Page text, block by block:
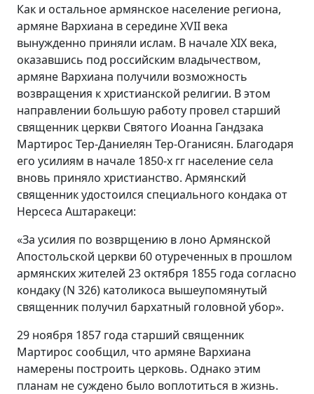
Как и остальное армянское население региона,
армяне Вархиана в середине XVII века
вынужденно приняли ислам. В началеXIX века,
оказавшись под российским владычеством,
армяне Вархиана получили возможность
возвращения к христианской религии. В этом
направлении большую работу провел старший
священник церкви Святого Иоанна Гандзака
Мартирос Тер-Даниелян Тер-Оганисян. Благодаря
его усилиям в начале 1850-х гг население села
вновь приняло христианство. Армянский
священник удостоился специального кондака от
Нерсеса Аштаракеци:
«За усилия по возврщению в лоно Армянской
Апостольской церкви 60 отуреченных в прошлом
армянских жителей 23 октября 1855 года согласно
кондаку (N 326) католикоса вышеупомянутый
священник получил бархатный головной убор».
29 ноября 1857 года старший священник
Мартирос сообщил, что армяне Вархиана
намерены построить церковь. Однако этим
планам не суждено было воплотиться в жизнь.